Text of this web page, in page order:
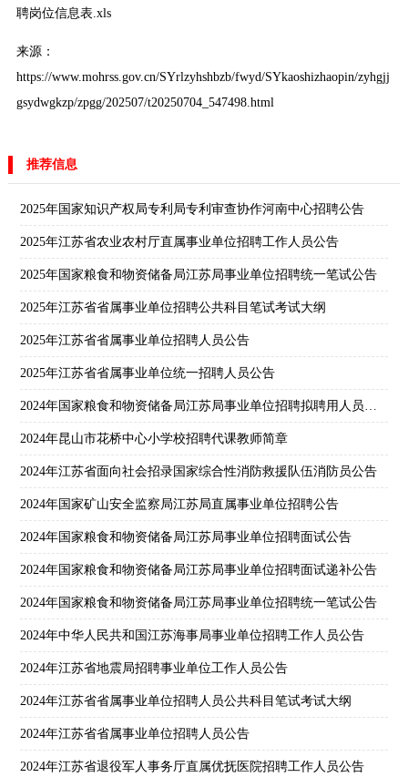
聘岗位信息表.xls
来源：
https://www.mohrss.gov.cn/SYrlzyhshbzb/fwyd/SYkaoshizhaopin/zyhgjj
gsydwgkzp/zpgg/202507/t20250704_547498.html
推荐信息
2025年国家知识产权局专利局专利审查协作河南中心招聘公告
2025年江苏省农业农村厅直属事业单位招聘工作人员公告
2025年国家粮食和物资储备局江苏局事业单位招聘统一笔试公告
2025年江苏省省属事业单位招聘公共科目笔试考试大纲
2025年江苏省省属事业单位招聘人员公告
2025年江苏省省属事业单位统一招聘人员公告
2024年国家粮食和物资储备局江苏局事业单位招聘拟聘用人员公示
2024年昆山市花桥中心小学校招聘代课教师简章
2024年江苏省面向社会招录国家综合性消防救援队伍消防员公告
2024年国家矿山安全监察局江苏局直属事业单位招聘公告
2024年国家粮食和物资储备局江苏局事业单位招聘面试公告
2024年国家粮食和物资储备局江苏局事业单位招聘面试递补公告
2024年国家粮食和物资储备局江苏局事业单位招聘统一笔试公告
2024年中华人民共和国江苏海事局事业单位招聘工作人员公告
2024年江苏省地震局招聘事业单位工作人员公告
2024年江苏省省属事业单位招聘人员公共科目笔试考试大纲
2024年江苏省省属事业单位招聘人员公告
2024年江苏省退役军人事务厅直属优抚医院招聘工作人员公告